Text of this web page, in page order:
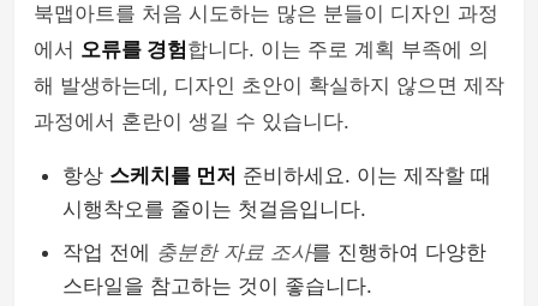
북맵아트를 처음 시도하는 많은 분들이 디자인 과정
에서 오류를 경험합니다. 이는 주로 계획 부족에 의
해 발생하는데, 디자인 초안이 확실하지 않으면 제작
과정에서 혼란이 생길 수 있습니다.
항상 스케치를 먼저 준비하세요. 이는 제작할 때
시행착오를 줄이는 첫걸음입니다.
작업 전에 충분한 자료 조사를 진행하여 다양한
스타일을 참고하는 것이 좋습니다.